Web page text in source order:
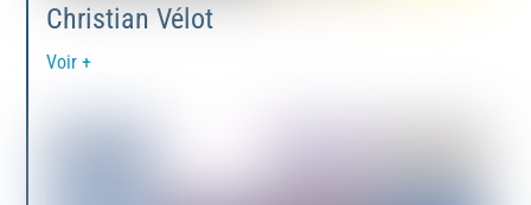
Christian Vélot
Voir +